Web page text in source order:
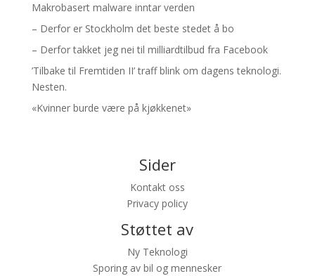
Makrobasert malware inntar verden
– Derfor er Stockholm det beste stedet å bo
– Derfor takket jeg nei til milliardtilbud fra Facebook
’Tilbake til Fremtiden II’ traff blink om dagens teknologi.
Nesten.
«Kvinner burde være på kjøkkenet»
Sider
Kontakt oss
Privacy policy
Støttet av
Ny Teknologi
Sporing av bil og mennesker